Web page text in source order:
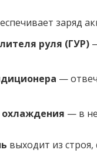
заряд
руля (ГУР)
—
— в
выходит из